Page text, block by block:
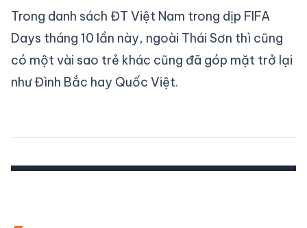
Trong danh sách ĐT Việt Nam trong dịp FIFA
Days tháng 10 lần này, ngoài Thái Sơn thì cũng
có một vài sao trẻ khác cũng đã góp mặt trở lại
như Đình Bắc hay Quốc Việt.